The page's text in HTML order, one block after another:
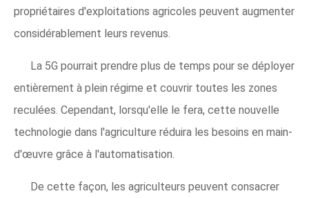
propriétaires d'exploitations agricoles peuvent augmenter
considérablement leurs revenus.
La 5G pourrait prendre plus de temps pour se déployer
entièrement à plein régime et couvrir toutes les zones
reculées. Cependant, lorsqu'elle le fera, cette nouvelle
technologie dans l'agriculture réduira les besoins en main-
d'œuvre grâce à l'automatisation.
De cette façon, les agriculteurs peuvent consacrer